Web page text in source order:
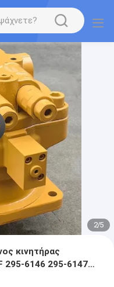
2/5
κινητήρας
295-6146 295-6147